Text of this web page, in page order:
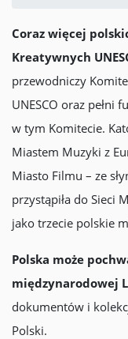
Coraz więcej
Kreatywnych
przewodniczy
UNESCO oraz pełni
w tym Komitecie.
Miastem Muzyki z
Miasto Filmu – ze
przystąpiła do Sieci
jako trzecie polskie
Polska może
międzynarodowej
dokumentów i
Polski.